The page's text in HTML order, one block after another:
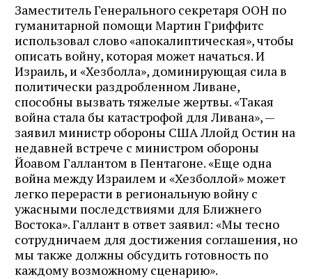
Заместитель Генерального секретаря ООН по
гуманитарной помощи Мартин Гриффитс
использовал слово «апокалиптическая», чтобы
описать войну, которая может начаться. И
Израиль, и «Хезболла», доминирующая сила в
политически раздробленном Ливане,
способны вызвать тяжелые жертвы. «Такая
война стала бы катастрофой для Ливана», —
заявил министр обороны США Ллойд Остин на
недавней встрече с министром обороны
Йоавом Галлантом в Пентагоне. «Еще одна
война между Израилем и «Хезболлой» может
легко перерасти в региональную войну с
ужасными последствиями для Ближнего
Востока». Галлант в ответ заявил: «Мы тесно
сотрудничаем для достижения соглашения, но
мы также должны обсудить готовность по
каждому возможному сценарию».